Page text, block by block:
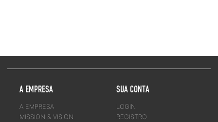
A EMPRESA
A EMPRESA
MISSION & VISION
SUA CONTA
LOGIN
REGISTRO